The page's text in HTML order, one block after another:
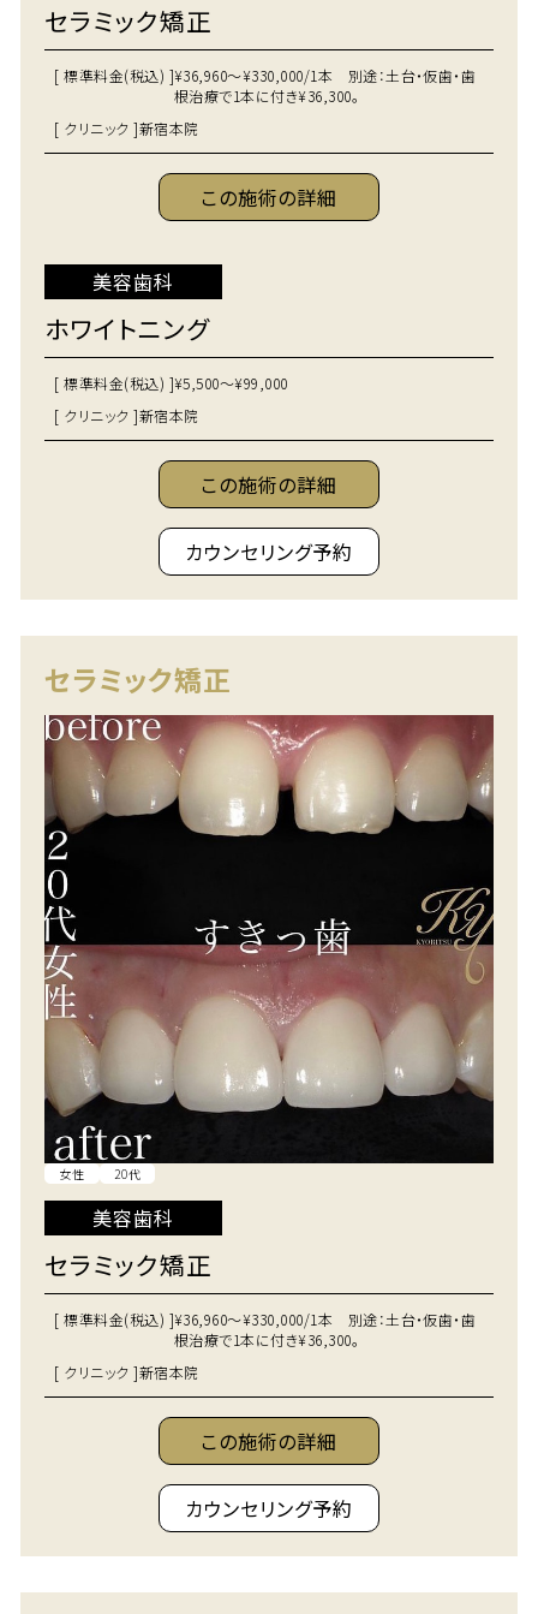
セラミック矯正
[ 標準料金(税込) ]¥36,960～¥330,000/1本 別途：土台・仮歯・歯
根治療で1本に付き¥36,300。
[ クリニック ]新宿本院
この施術の詳細
美容歯科
ホワイトニング
[ 標準料金(税込) ]¥5,500～¥99,000
[ クリニック ]新宿本院
この施術の詳細
カウンセリング予約
セラミック矯正
女性 20代
美容歯科
セラミック矯正
[ 標準料金(税込) ]¥36,960～¥330,000/1本 別途：土台・仮歯・歯
根治療で1本に付き¥36,300。
[ クリニック ]新宿本院
この施術の詳細
カウンセリング予約